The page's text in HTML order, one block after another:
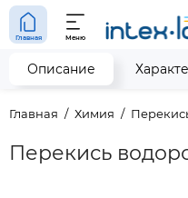
Главная Меню
Главная Химия
Перекись
Описание